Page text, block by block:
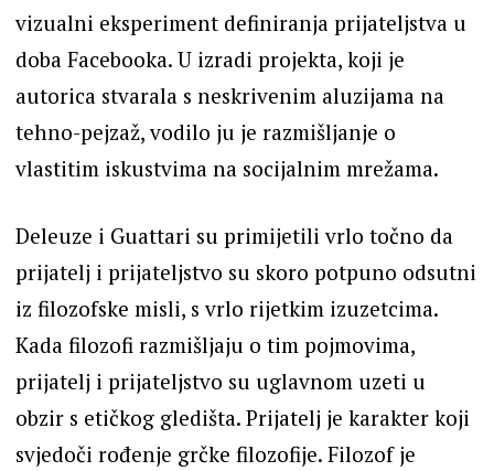
vizualni eksperiment definiranja prijateljstva u
doba Facebooka. U izradi projekta, koji je
autorica stvarala s neskrivenim aluzijama na
tehno-pejzaž, vodilo ju je razmišljanje o
vlastitim iskustvima na socijalnim mrežama.
Deleuze i Guattari su primijetili vrlo točno da
prijatelj i prijateljstvo su skoro potpuno odsutni
iz filozofske misli, s vrlo rijetkim izuzetcima.
Kada filozofi razmišljaju o tim pojmovima,
prijatelj i prijateljstvo su uglavnom uzeti u
obzir s etičkog gledišta. Prijatelj je karakter koji
svjedoči rođenje grčke filozofije. Filozof je